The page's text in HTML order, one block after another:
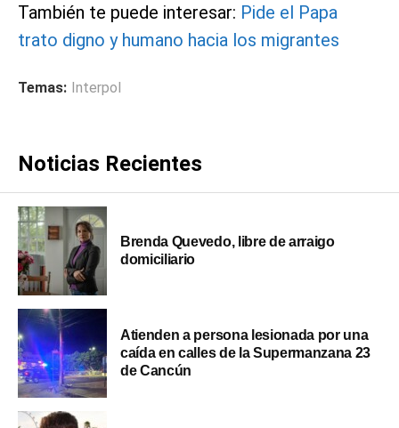
También te puede interesar: Pide el Papa
trato digno y humano hacia los migrantes
Temas: Interpol
Noticias Recientes
Brenda Quevedo, libre de arraigo
domiciliario
Atienden a persona lesionada por una
caída en calles de la Supermanzana 23
de Cancún